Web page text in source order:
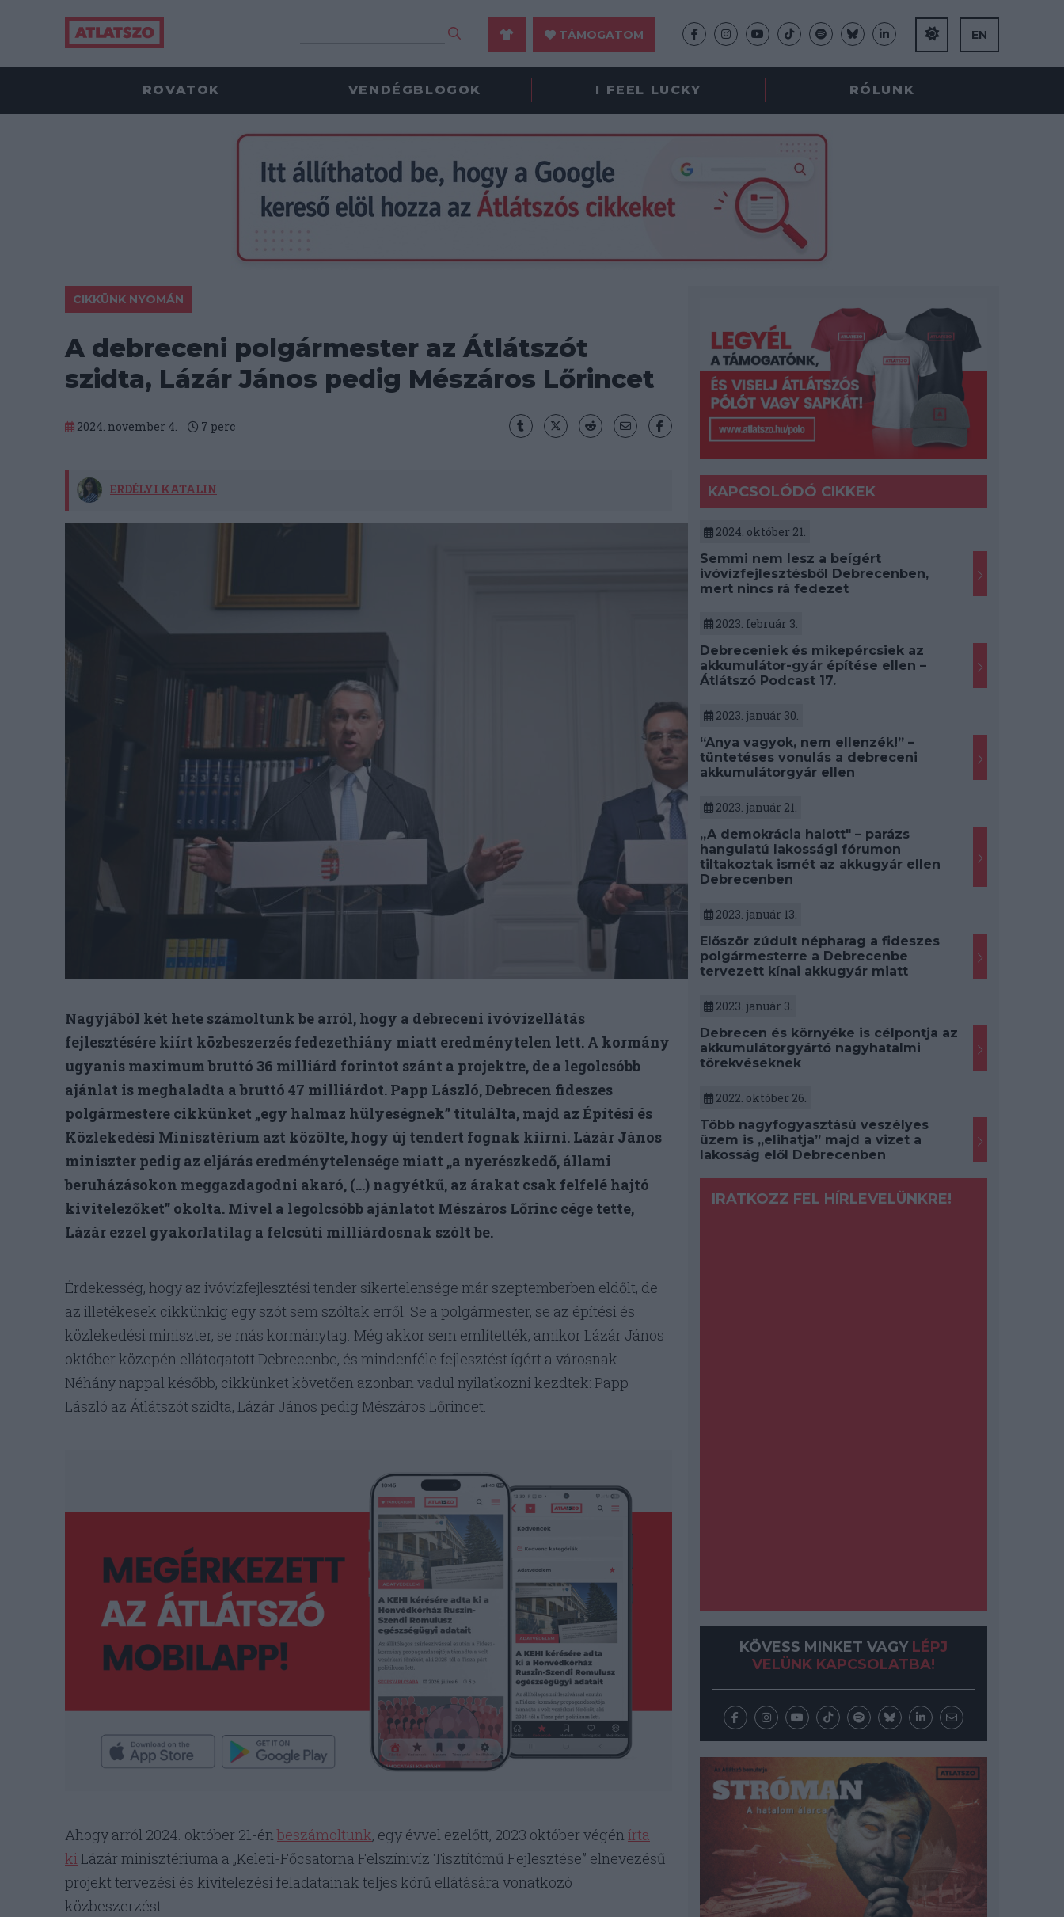
TÁMOGATOM EN
ROVATOK VENDÉGBLOGOK I FEEL LUCKY RÓLUNK
CIKKÜNK NYOMÁN
A debreceni polgármester az Átlátszót
szidta, Lázár János pedig Mészáros Lőrincet
2024. november 4. 7 perc
ERDÉLYI KATALIN
Nagyjából két hete számoltunk be arról, hogy a debreceni ivóvízellátás
fejlesztésére kiírt közbeszerzés fedezethiány miatt eredménytelen lett. A kormány
ugyanis maximum bruttó 36 milliárd forintot szánt a projektre, de a legolcsóbb
ajánlat is meghaladta a bruttó 47 milliárdot. Papp László, Debrecen fideszes
polgármestere cikkünket „egy halmaz hülyeségnek” titulálta, majd az Építési és
Közlekedési Minisztérium azt közölte, hogy új tendert fognak kiírni. Lázár János
miniszter pedig az eljárás eredménytelensége miatt „a nyerészkedő, állami
beruházásokon meggazdagodni akaró, (…) nagyétkű, az árakat csak felfelé hajtó
kivitelezőket” okolta. Mivel a legolcsóbb ajánlatot Mészáros Lőrinc cége tette,
Lázár ezzel gyakorlatilag a felcsúti milliárdosnak szólt be.
Érdekesség, hogy az ivóvízfejlesztési tender sikertelensége már szeptemberben eldőlt, de
az illetékesek cikkünkig egy szót sem szóltak erről. Se a polgármester, se az építési és
közlekedési miniszter, se más kormánytag. Még akkor sem említették, amikor Lázár János
október közepén ellátogatott Debrecenbe, és mindenféle fejlesztést ígért a városnak.
Néhány nappal később, cikkünket követően azonban vadul nyilatkozni kezdtek: Papp
László az Átlátszót szidta, Lázár János pedig Mészáros Lőrincet.
Ahogy arról 2024. október 21-énbeszámoltunk, egy évvel ezelőtt, 2023 október végén írta
ki Lázár minisztériuma a „Keleti-Főcsatorna Felszínivíz Tisztítómű Fejlesztése” elnevezésű
projekt tervezési és kivitelezési feladatainak teljes körű ellátására vonatkozó
közbeszerzést.
KAPCSOLÓDÓ CIKKEK
2024. október 21.
Semmi nem lesz a beígért
ivóvízfejlesztésből Debrecenben,
mert nincs rá fedezet
2023. február 3.
Debreceniek és mikepércsiek az
akkumulátor-gyár építése ellen –
Átlátszó Podcast 17.
2023. január 30.
“Anya vagyok, nem ellenzék!” –
tüntetéses vonulás a debreceni
akkumulátorgyár ellen
2023. január 21.
„A demokrácia halott" – parázs
hangulatú lakossági fórumon
tiltakoztak ismét az akkugyár ellen
Debrecenben
2023. január 13.
Először zúdult népharag a fideszes
polgármesterre a Debrecenbe
tervezett kínai akkugyár miatt
2023. január 3.
Debrecen és környéke is célpontja az
akkumulátorgyártó nagyhatalmi
törekvéseknek
2022. október 26.
Több nagyfogyasztású veszélyes
üzem is „elihatja” majd a vizet a
lakosság elől Debrecenben
IRATKOZZ FEL HÍRLEVELÜNKRE!
KÖVESS MINKET VAGY LÉPJ
VELÜNK KAPCSOLATBA!